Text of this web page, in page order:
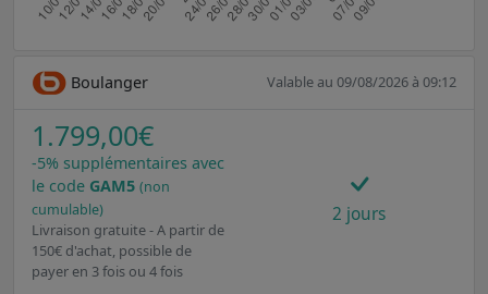
Boulanger Valable au 09/08/2026 à 09:12
1.799,00€
-5% supplémentaires avec
le code GAM5 (non
cumulable)
Livraison gratuite - A partir de
150€ d'achat, possible de
payer en 3 fois ou 4 fois
2 jours